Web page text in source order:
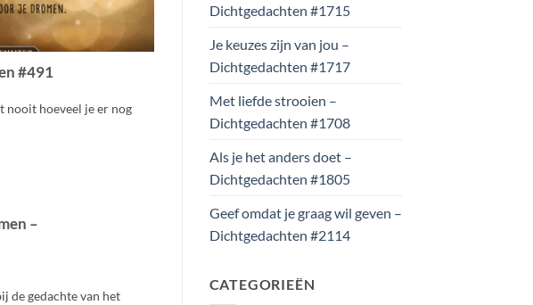
#491
nooit hoeveel je er nog
–
de gedachte van het
Dichtgedachten #1715
Je keuzes zijn van jou –
Dichtgedachten #1717
Met liefde strooien –
Dichtgedachten #1708
Als je het anders doet –
Dichtgedachten #1805
Geef omdat je graag wil geven –
Dichtgedachten #2114
CATEGORIEËN